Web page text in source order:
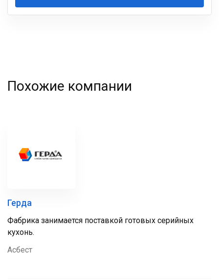
Ваша
Похожие компании
Герда
Фабрика занимается поставкой готовых серийных
кухонь.
Асбест